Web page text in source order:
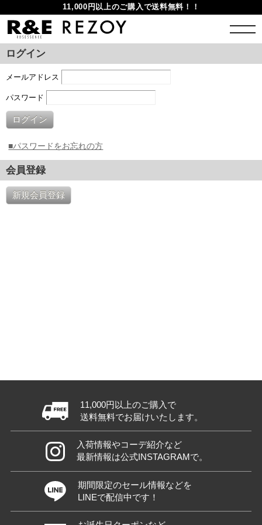
11,000円以上のご購入で送料無料！！
ログイン
メールアドレス
パスワード
ログイン
■パスワードをお忘れの方
会員登録
新規会員登録
11,000円以上のご購入で
送料無料でお届けいたします。
入荷情報やコーデ紹介など
最新情報は公式INSTAGRAMで。
期間限定のセール情報などを
LINEで配信中です！